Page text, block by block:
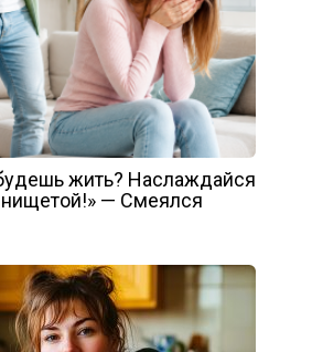
жить? Наслаждайся
— Смеялся